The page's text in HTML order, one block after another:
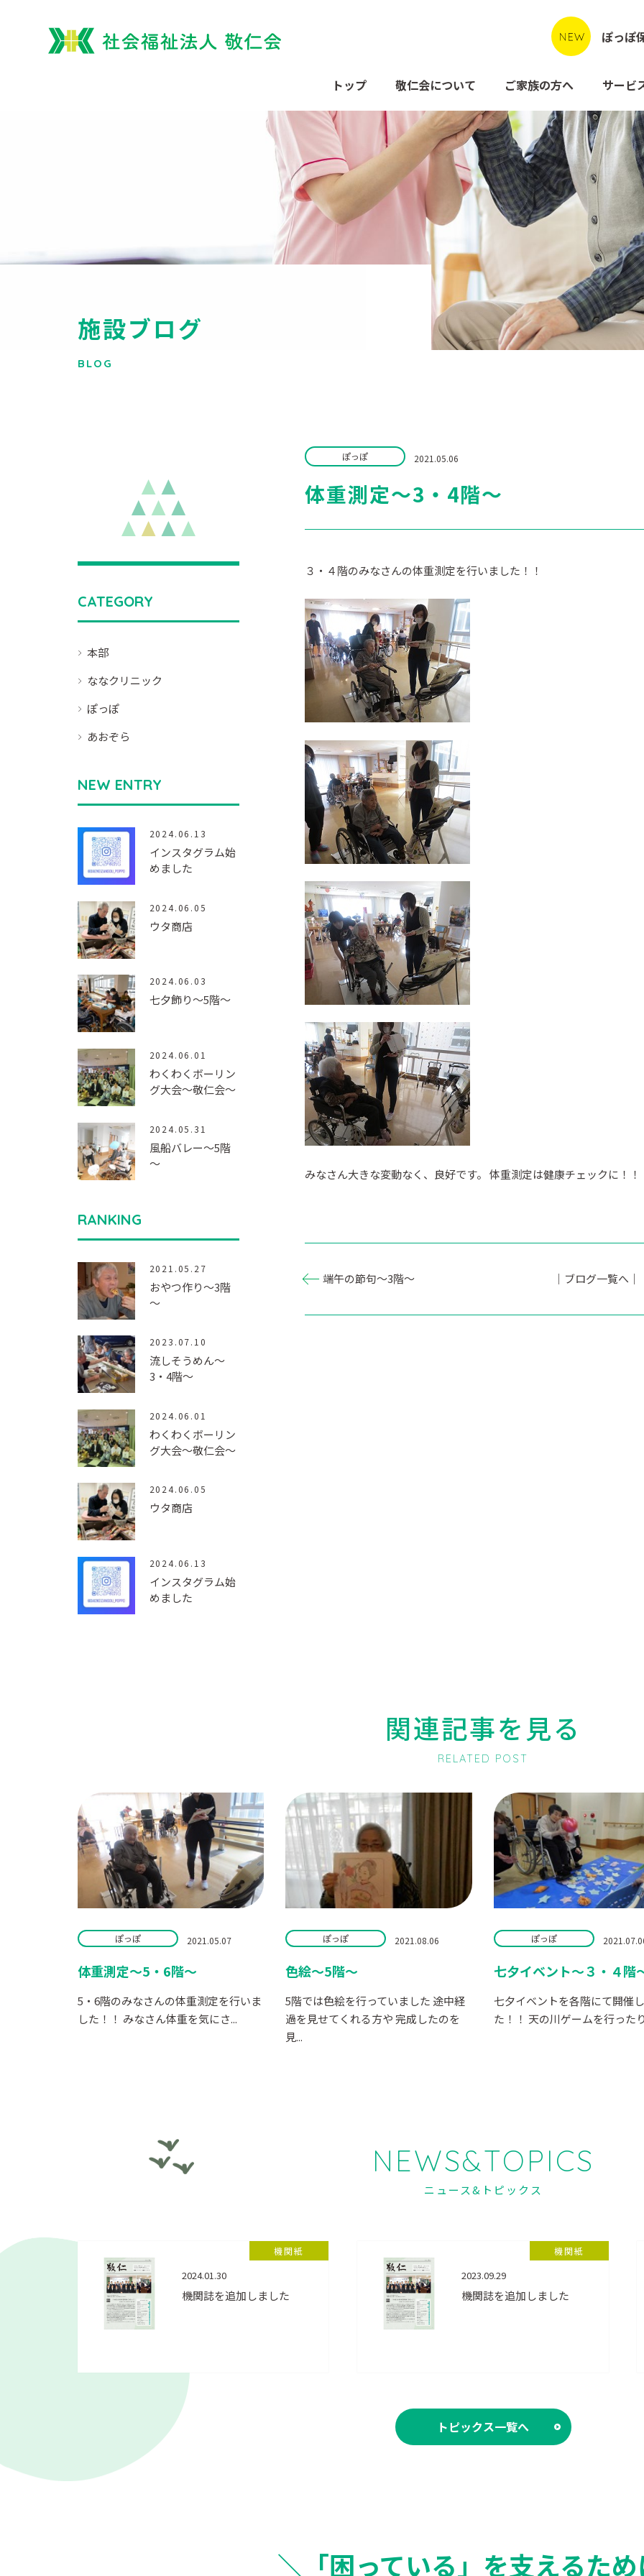
ぽっぽ
トップ 敬仁会について ご家族の方へ サービ
施設ブログ
BLOG
ぽっぽ 2021.05.06
体重測定～3・4階～
３・４階のみなさんの体重測定を行いました！！
みなさん大きな変動なく、良好です。 体重測定は健康チェックに！！
端午の節句～3階～ ｜ブログ一覧へ｜
CATEGORY
本部
ななクリニック
ぽっぽ
あおぞら
NEW ENTRY
2024.06.13
インスタグラム始
めました
2024.06.05
ウタ商店
2024.06.03
七夕飾り～5階～
2024.06.01
わくわくボーリン
グ大会～敬仁会～
2024.05.31
風船バレー～5階
～
RANKING
2021.05.27
おやつ作り～3階
～
2023.07.10
流しそうめん～
3・4階～
2024.06.01
わくわくボーリン
グ大会～敬仁会～
2024.06.05
ウタ商店
2024.06.13
インスタグラム始
めました
関連記事を見る
RELATED POST
ぽっぽ 2021.05.07
体重測定～5・6階～
5・6階のみなさんの体重測定を行いま
した！！ みなさん体重を気にさ...
ぽっぽ 2021.08.06
色絵～5階～
5階では色絵を行っていました 途中経
過を見せてくれる方や 完成したのを
見...
ぽっぽ
七夕イベント～３・４階
七夕イベントを各階にて開催
た！！ 天の川ゲームを行った
NEWS&TOPICS
ニュース&トピックス
機関紙
2024.01.30
機関誌を追加しました
機関紙
2023.09.29
機関誌を追加しました
トピックス一覧へ
＼「困っている」を支えるた